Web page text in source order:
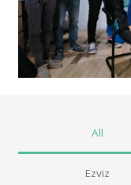
All
Ezviz